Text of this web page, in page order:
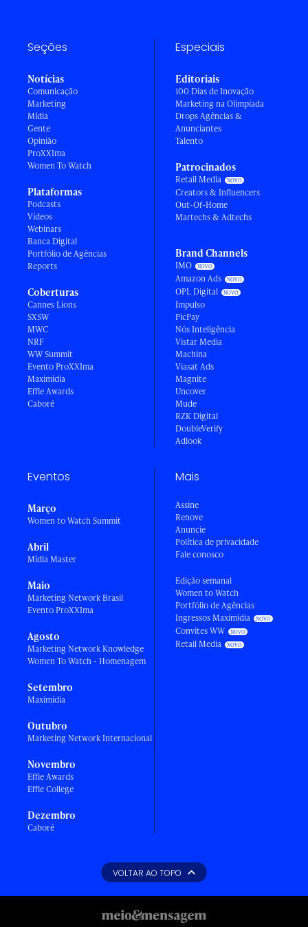
Seções
Notícias
Comunicação
Marketing
Mídia
Gente
Opinião
ProXXIma
Women To Watch
Plataformas
Podcasts
Vídeos
Webinars
Banca Digital
Portfólio de Agências
Reports
Coberturas
Cannes Lions
SXSW
MWC
NRF
WW Summit
Evento ProXXIma
Maximídia
Effie Awards
Caboré
Especiais
Editoriais
100 Dias de Inovação
Marketing na Olimpíada
Drops Agências &
Anunciantes
Talento
Patrocinados
Retail Media
Creators & Influencers
Out-Of-Home
Martechs & Adtechs
Brand Channels
IMO
Amazon Ads
OPL Digital
Impulso
PicPay
Nós Inteligência
Vistar Media
Machina
Viasat Ads
Magnite
Uncover
Mude
RZK Digital
DoubleVerify
Adlook
Eventos
Março
Women to Watch Summit
Abril
Mídia Master
Maio
Marketing Network Brasil
Evento ProXXIma
Agosto
Marketing Network Knowledge
Women To Watch - Homenagem
Setembro
Maximídia
Outubro
Marketing Network Internacional
Novembro
Effie Awards
Effie College
Dezembro
Caboré
Mais
Assine
Renove
Anuncie
Política de privacidade
Fale conosco
Edição semanal
Women to Watch
Portfólio de Agências
Ingressos Maximídia
Convites WW
Retail Media
VOLTAR AO TOPO